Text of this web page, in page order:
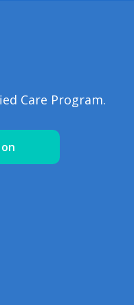
Care Program.